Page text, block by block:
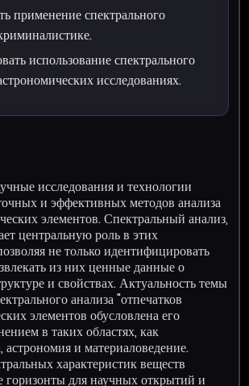
применение спектрального
использование спектрального
исследованиях.
исследования и технологии
и эффективных методов анализа
элементов. Спектральный анализ,
центральную роль в этих
не только идентифицировать
из них ценные данные о
и свойствах. Актуальность темы
анализа "отпечатков
элементов обусловлена его
в таких областях, как
и материаловедение.
характеристик веществ
горизонты для научных открытий и